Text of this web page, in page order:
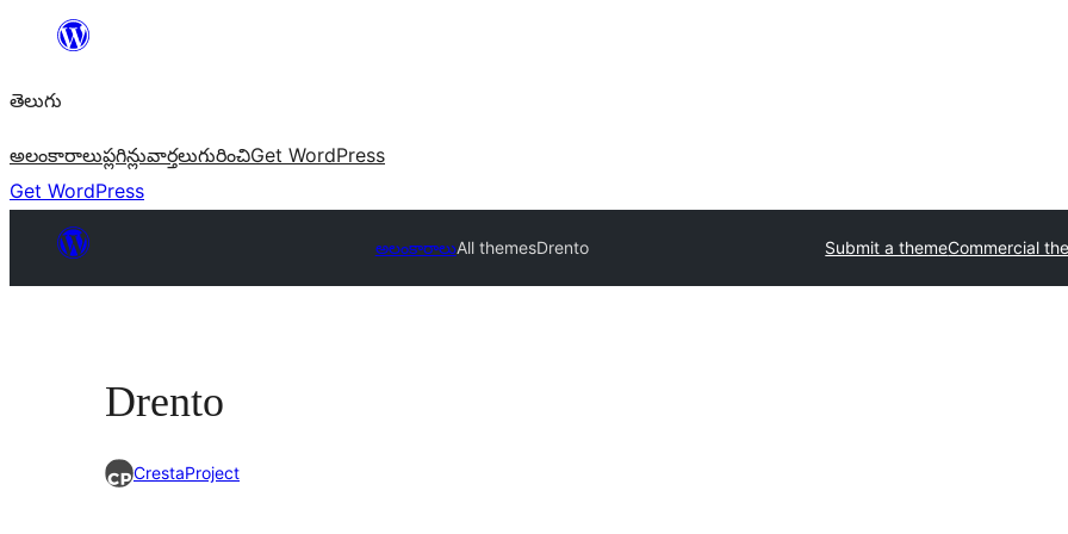
విషయానికి
తెలుగు
అలంకారాలుప్లగిన్లువార్తలుగురించిGet WordPress
Get WordPress
అలంకారాలుAll themesDrento Submit a themeCommercial
Drento
CrestaProject